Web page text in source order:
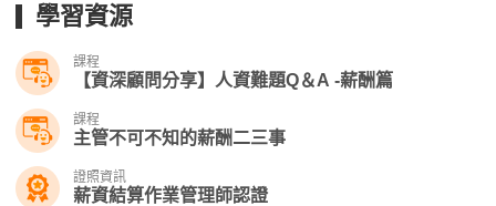
學習資源
課程
【資深顧問分享】人資難題Q＆A -薪酬篇
課程
主管不可不知的薪酬二三事
證照資訊
薪資結算作業管理師認證